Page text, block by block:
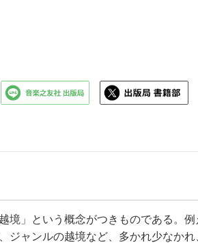
境」という概念がつきものである。
ジャンルの越境など、多かれ少なか